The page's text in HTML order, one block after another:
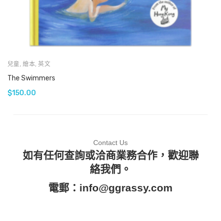
兒童,繪本,英文
The Swimmers
$150.00
Contact Us
如有任何查詢或洽商業務合作，歡迎聯
絡我們。
電郵： info@ggrassy.com